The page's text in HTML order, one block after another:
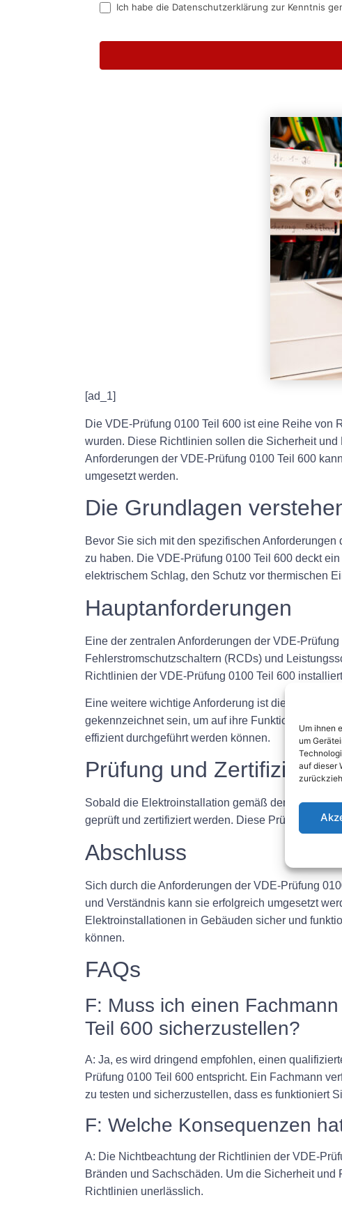
Um ihnen
um
auf dieser
Ich habe die Datenschutzerklärung zur Kenntnis
[ad_1]
Die VDE-Prüfung 0100 Teil 600 ist eine Reihe von
wurden. Diese Richtlinien sollen die Sicherheit
Anforderungen der VDE-Prüfung 0100 Teil 600
umgesetzt werden.
Die Grundlagen
Bevor Sie sich mit den spezifischen
zu haben. Die VDE-Prüfung 0100 Teil 600 deckt
elektrischem Schlag, den Schutz vor thermischen
Hauptanforderungen
Eine der zentralen Anforderungen der VDE-
Fehlerstromschutzschaltern (RCDs) und
Richtlinien der VDE-Prüfung 0100 Teil 600
Eine weitere wichtige Anforderung ist die
gekennzeichnet sein, um auf ihre Funktion und
effizient durchgeführt werden können.
Prüfung und
Sobald die Elektroinstallation gemäß den
geprüft und zertifiziert werden. Diese Prüfung trägt
Abschluss
Sich durch die Anforderungen der VDE-Prüfung
und Verständnis kann sie erfolgreich umgesetzt
Elektroinstallationen in Gebäuden sicher und
können.
FAQs
F: Muss ich einen
Teil 600 sicherzustellen?
A: Ja, es wird dringend empfohlen, einen
Prüfung 0100 Teil 600 entspricht. Ein Fachmann
zu testen und sicherzustellen, dass es funktioniert
F: Welche Konsequenzen
A: Die Nichtbeachtung der Richtlinien der VDE-
Bränden und Sachschäden. Um die Sicherheit
Richtlinien unerlässlich.